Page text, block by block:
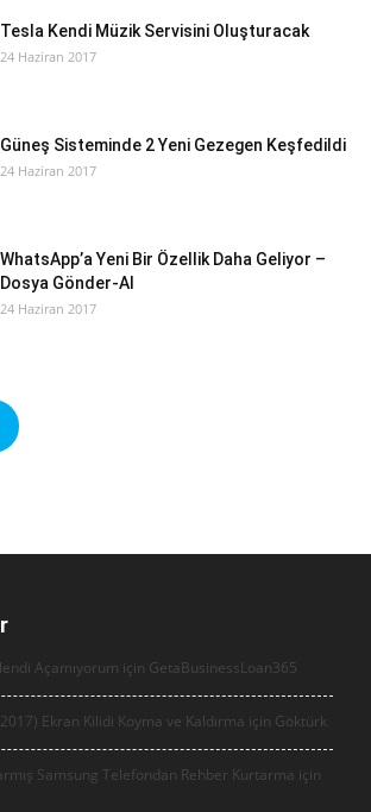
Tesla Kendi Müzik Servisini Oluşturacak
24 Haziran 2017
Güneş Sisteminde 2 Yeni Gezegen Keşfedildi
24 Haziran 2017
WhatsApp’a Yeni Bir Özellik Daha Geliyor –
Dosya Gönder-Al
24 Haziran 2017
Açamıyorum için GetaBusinessLoan365
Ekran Kilidi Koyma ve Kaldırma için Göktürk
Samsung Telefondan Rehber Kurtarma için